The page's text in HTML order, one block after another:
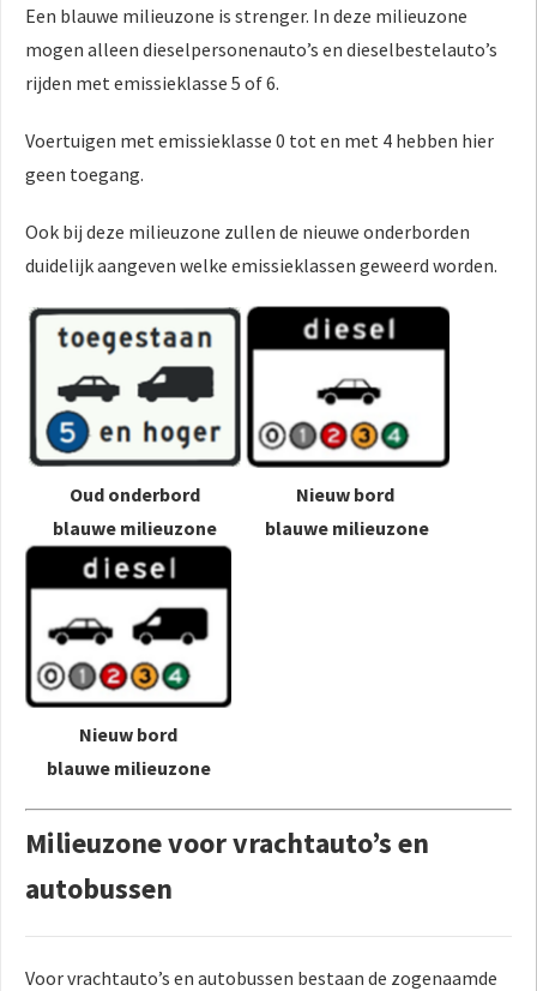
Een blauwe milieuzone is strenger. In deze milieuzone
mogen alleen dieselpersonenauto’s en dieselbestelauto’s
rijden met emissieklasse 5 of 6.
Voertuigen met emissieklasse 0 tot en met 4 hebben hier
geen toegang.
Ook bij deze milieuzone zullen de nieuwe onderborden
duidelijk aangeven welke emissieklassen geweerd worden.
Oud onderbord
blauwe milieuzone
Nieuw bord
blauwe milieuzone
Nieuw bord
blauwe milieuzone
Milieuzone voor vrachtauto’s en
autobussen
Voor vrachtauto’s en autobussen bestaan de zogenaamde